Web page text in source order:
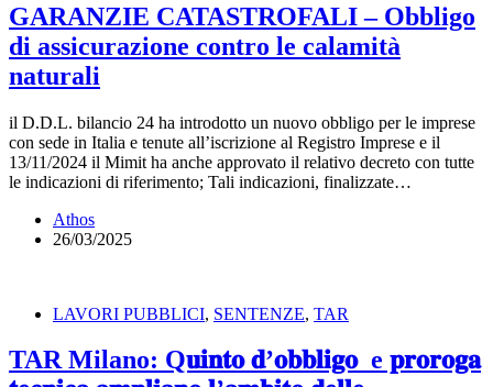
GARANZIE CATASTROFALI – Obbligo
di assicurazione contro le calamità
naturali
il D.D.L. bilancio 24 ha introdotto un nuovo obbligo per le imprese
con sede in Italia e tenute all’iscrizione al Registro Imprese e il
13/11/2024 il Mimit ha anche approvato il relativo decreto con tutte
le indicazioni di riferimento; Tali indicazioni, finalizzate…
Athos
26/03/2025
LAVORI PUBBLICI, SENTENZE, TAR
TAR Milano: Q𝐮𝐢𝐧𝐭𝐨 𝐝’𝐨𝐛𝐛𝐥𝐢𝐠𝐨 e 𝐩𝐫𝐨𝐫𝐨𝐠𝐚